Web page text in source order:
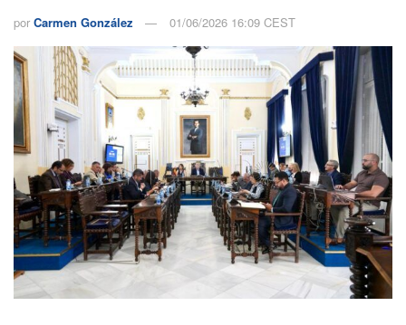
por Carmen González 01/06/2026 16:09 CEST